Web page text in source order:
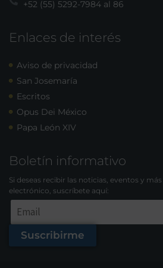
+52 (55) 5292-7984 al 86
Enlaces de interés
Aviso de privacidad
San Josemaría
Escritos
Opus Dei México
Papa León XIV
Boletín informativo
Si deseas recibir las noticias, eventos y
electrónico, suscríbete aquí:
Suscribirme